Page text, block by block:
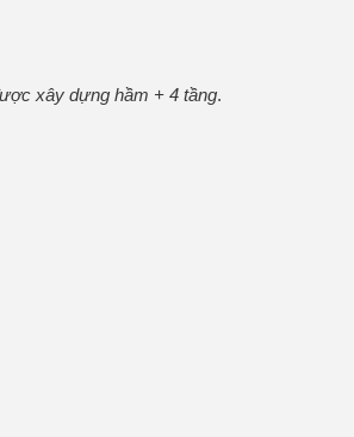
xây dựng hầm + 4 tầng.